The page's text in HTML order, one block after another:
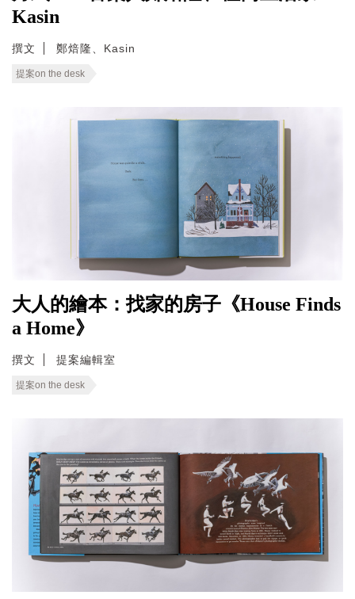
Kasin
撰文 鄭焙隆、Kasin
提案on the desk
大人的繪本：找家的房子《House Finds
a Home》
撰文 提案編輯室
提案on the desk